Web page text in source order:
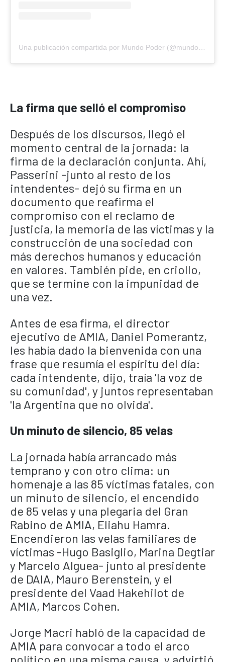
Una publicación compartida por Mundo Poder (@mundopoderoficial)
La firma que selló el compromiso
Después de los discursos, llegó el
momento central de la jornada: la
firma de la declaración conjunta. Ahí,
Passerini -junto al resto de los
intendentes- dejó su firma en un
documento que reafirma el
compromiso con el reclamo de
justicia, la memoria de las víctimas y la
construcción de una sociedad con
más derechos humanos y educación
en valores. También pide, en criollo,
que se termine con la impunidad de
una vez.
Antes de esa firma, el director
ejecutivo de AMIA, Daniel Pomerantz,
les había dado la bienvenida con una
frase que resumía el espíritu del día:
cada intendente, dijo, traía 'la voz de
su comunidad', y juntos representaban
'la Argentina que no olvida'.
Un minuto de silencio, 85 velas
La jornada había arrancado más
temprano y con otro clima: un
homenaje a las 85 víctimas fatales, con
un minuto de silencio, el encendido
de 85 velas y una plegaria del Gran
Rabino de AMIA, Eliahu Hamra.
Encendieron las velas familiares de
víctimas -Hugo Basiglio, Marina Degtiar
y Marcelo Alguea- junto al presidente
de DAIA, Mauro Berenstein, y el
presidente del Vaad Hakehilot de
AMIA, Marcos Cohen.
Jorge Macri habló de la capacidad de
AMIA para convocar a todo el arco